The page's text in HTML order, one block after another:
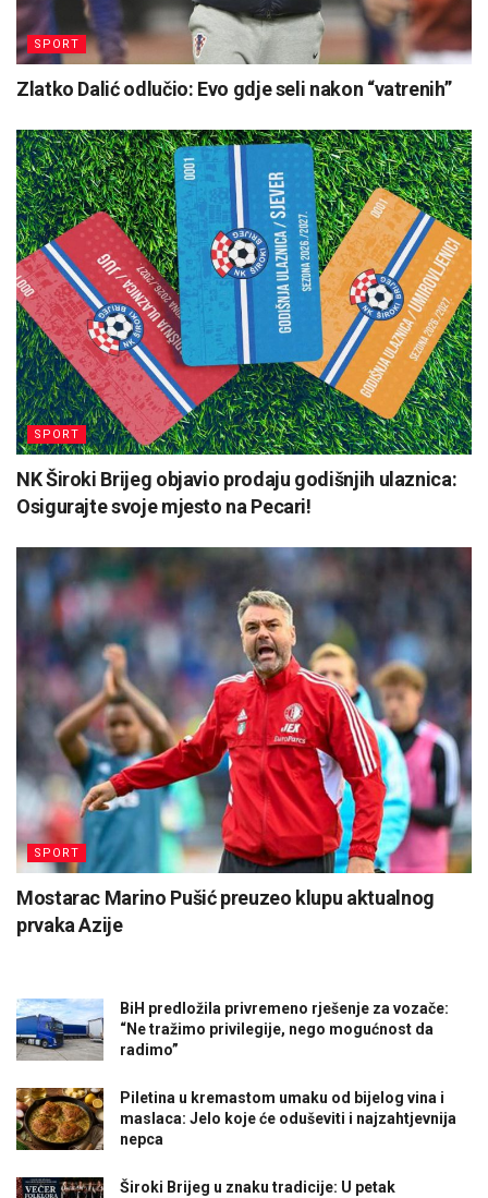
SPORT
Zlatko Dalić odlučio: Evo gdje seli nakon “vatrenih”
SPORT
NK Široki Brijeg objavio prodaju godišnjih ulaznica:
Osigurajte svoje mjesto na Pecari!
SPORT
Mostarac Marino Pušić preuzeo klupu aktualnog
prvaka Azije
BiH predložila privremeno rješenje za vozače:
“Ne tražimo privilegije, nego mogućnost da
radimo”
Piletina u kremastom umaku od bijelog vina i
maslaca: Jelo koje će oduševiti i najzahtjevnija
nepca
Široki Brijeg u znaku tradicije: U petak